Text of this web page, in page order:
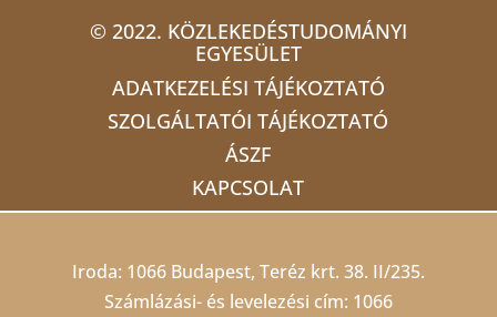
© 2022. KÖZLEKEDÉSTUDOMÁNYI
EGYESÜLET
ADATKEZELÉSI TÁJÉKOZTATÓ
SZOLGÁLTATÓI TÁJÉKOZTATÓ
ÁSZF
KAPCSOLAT
Iroda: 1066 Budapest, Teréz krt. 38. II/235.
Számlázási- és levelezési cím: 1066